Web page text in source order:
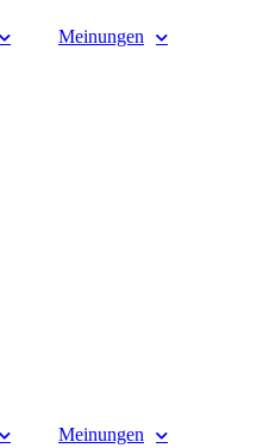
Meinungen
Meinungen